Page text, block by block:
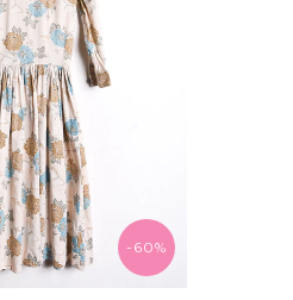
-60%